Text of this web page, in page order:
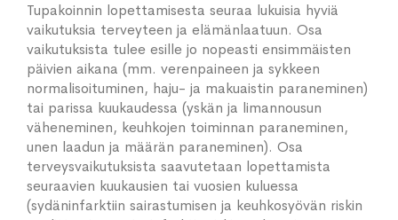
Tupakoinnin lopettamisesta seuraa lukuisia hyviä
vaikutuksia terveyteen ja elämänlaatuun. Osa
vaikutuksista tulee esille jo nopeasti ensimmäisten
päivien aikana (mm. verenpaineen ja sykkeen
normalisoituminen, haju- ja makuaistin paraneminen)
tai parissa kuukaudessa (yskän ja limannousun
väheneminen, keuhkojen toiminnan paraneminen,
unen laadun ja määrän paraneminen). Osa
terveysvaikutuksista saavutetaan lopettamista
seuraavien kuukausien tai vuosien kuluessa
(sydäninfarktiin sairastumisen ja keuhkosyövän riskin